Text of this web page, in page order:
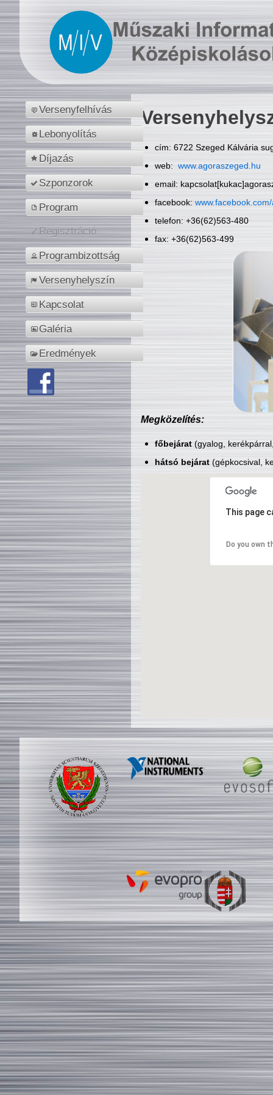
Versenyfelhívás
Lebonyolítás
Díjazás
Szponzorok
Program
Regisztráció
Programbizottság
Versenyhelyszín
Kapcsolat
Galéria
Eredmények
cím: 6722 Szeged Kálvária
web: www.agoraszeged.hu
email:
facebook:
telefon: +36(62)563-480
fax: +36(62)563-499
Megközelítés:
főbejárat(gyalog,
hátsó bejárat(gépkocsival,
This page
Do you own